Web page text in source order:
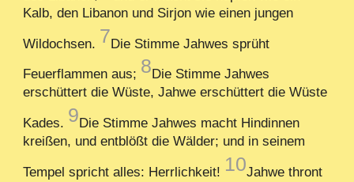
Kalb, den Libanon und Sirjon wie einen jungen
Wildochsen. 7Die Stimme Jahwes sprüht
Feuerflammen aus; 8Die Stimme Jahwes
erschüttert die Wüste, Jahwe erschüttert die Wüste
Kades. 9Die Stimme Jahwes macht Hindinnen
kreißen, und entblößt die Wälder; und in seinem
Tempel spricht alles: Herrlichkeit! 10Jahwe thront